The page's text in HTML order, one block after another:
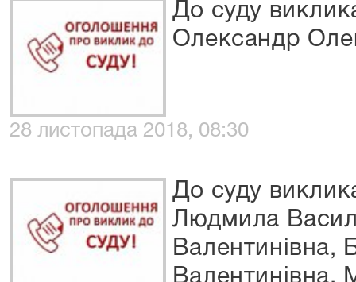
До суду
Олександр
28 листопада 2018, 08:30
До суду
Людмила
Валентинівна,
Валентинівна,